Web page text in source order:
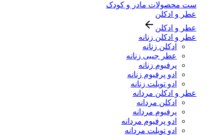
ست محصولات مادر و کودک
عطر و ادکلن
عطر و ادکلن
عطر و ادکلن زنانه
ادکلن زنانه
عطر جیبی زنانه
پرفیوم زنانه
ادو پرفیوم زنانه
ادو تویلت زنانه
عطر و ادکلن مردانه
ادکلن مردانه
پرفیوم مردانه
ادو پرفیوم مردانه
ادو تویلت مردانه